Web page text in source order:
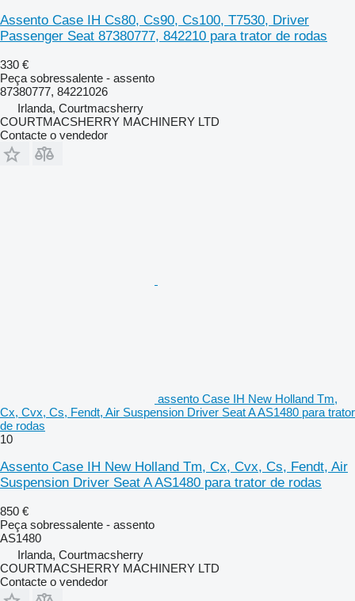
Assento Case IH Cs80, Cs90, Cs100, T7530, Driver
Passenger Seat 87380777, 842210 para trator de rodas
330 €
Peça sobressalente - assento
87380777, 84221026
Irlanda, Courtmacsherry
COURTMACSHERRY MACHINERY LTD
Contacte o vendedor
assento Case IH New Holland Tm,
Cx, Cvx, Cs, Fendt, Air Suspension Driver Seat A AS1480 para trator
de rodas
10
Assento Case IH New Holland Tm, Cx, Cvx, Cs, Fendt, Air
Suspension Driver Seat A AS1480 para trator de rodas
850 €
Peça sobressalente - assento
AS1480
Irlanda, Courtmacsherry
COURTMACSHERRY MACHINERY LTD
Contacte o vendedor